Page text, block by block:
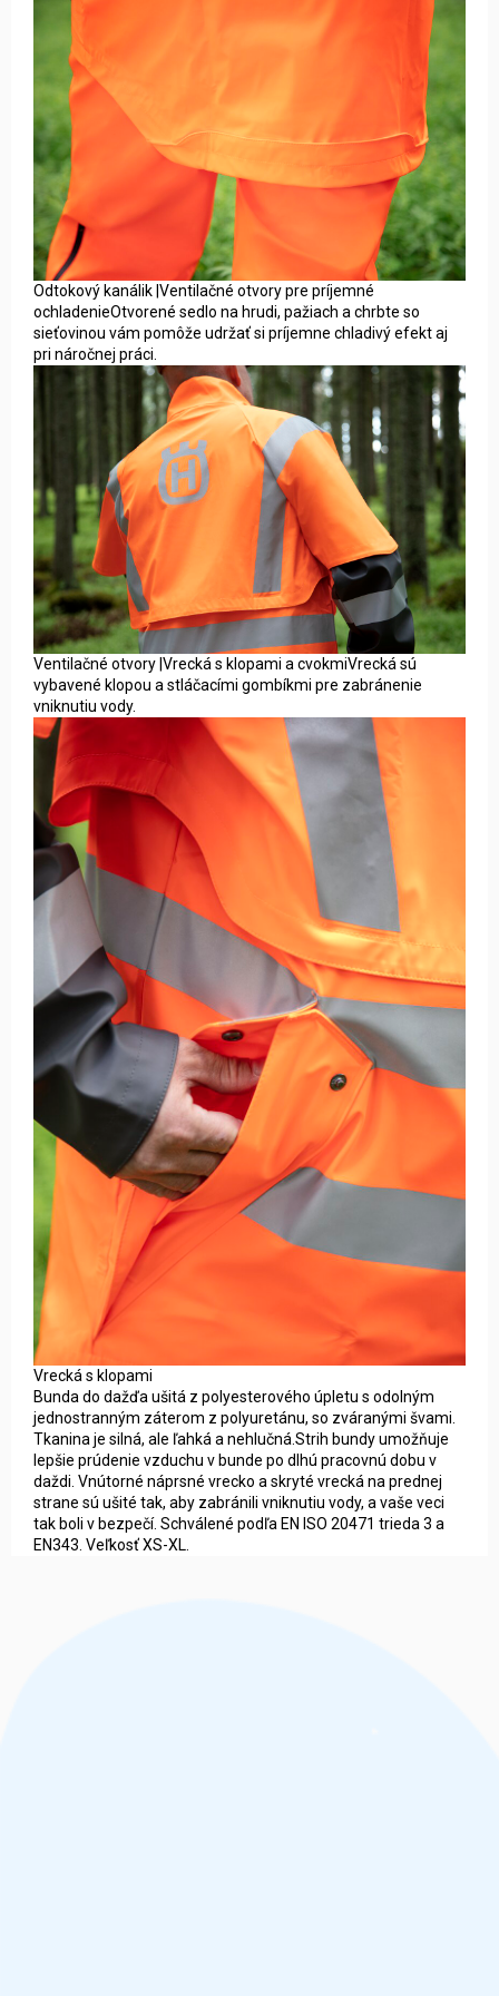
Odtokový kanálik |Ventilačné otvory pre príjemné
ochladenieOtvorené sedlo na hrudi, pažiach a chrbte so
sieťovinou vám pomôže udržať si príjemne chladivý efekt aj
pri náročnej práci.
Ventilačné otvory |Vrecká s klopami a cvokmiVrecká sú
vybavené klopou a stláčacími gombíkmi pre zabránenie
vniknutiu vody.
Vrecká s klopami
Bunda do dažďa ušitá z polyesterového úpletu s odolným
jednostranným záterom z polyuretánu, so zváranými švami.
Tkanina je silná, ale ľahká a nehlučná.Strih bundy umožňuje
lepšie prúdenie vzduchu v bunde po dlhú pracovnú dobu v
daždi. Vnútorné náprsné vrecko a skryté vrecká na prednej
strane sú ušité tak, aby zabránili vniknutiu vody, a vaše veci
tak boli v bezpečí. Schválené podľa EN ISO 20471 trieda 3 a
EN343. Veľkosť XS-XL.